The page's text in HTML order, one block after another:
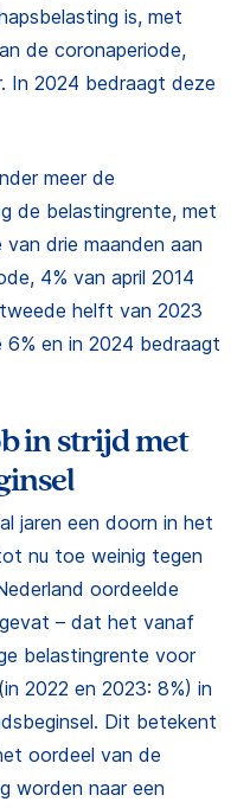
is, met
de coronaperiode,
In 2024 bedraagt deze
meer de
de belastingrente, met
drie maanden aan
4% van april 2014
helft van 2023
en in 2024 bedraagt
in strijd met
jaren een doorn in het
nu toe weinig tegen
oordeelde
– dat het vanaf
belastingrente voor
2022 en 2023: 8%) in
Dit betekent
oordeel van de
worden naar een